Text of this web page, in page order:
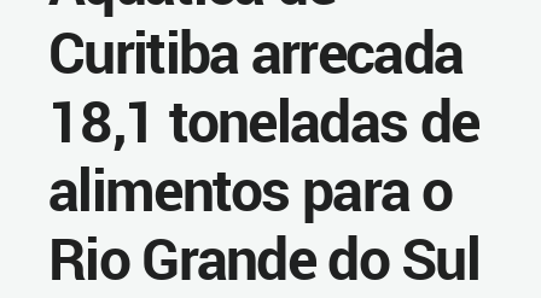
Curitiba arrecada
18,1 toneladas de
alimentos para o
Rio Grande do Sul